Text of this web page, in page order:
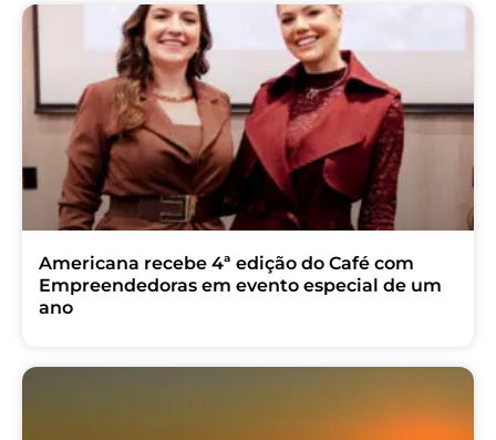
Americana recebe 4ª edição do Café com
Empreendedoras em evento especial de um
ano